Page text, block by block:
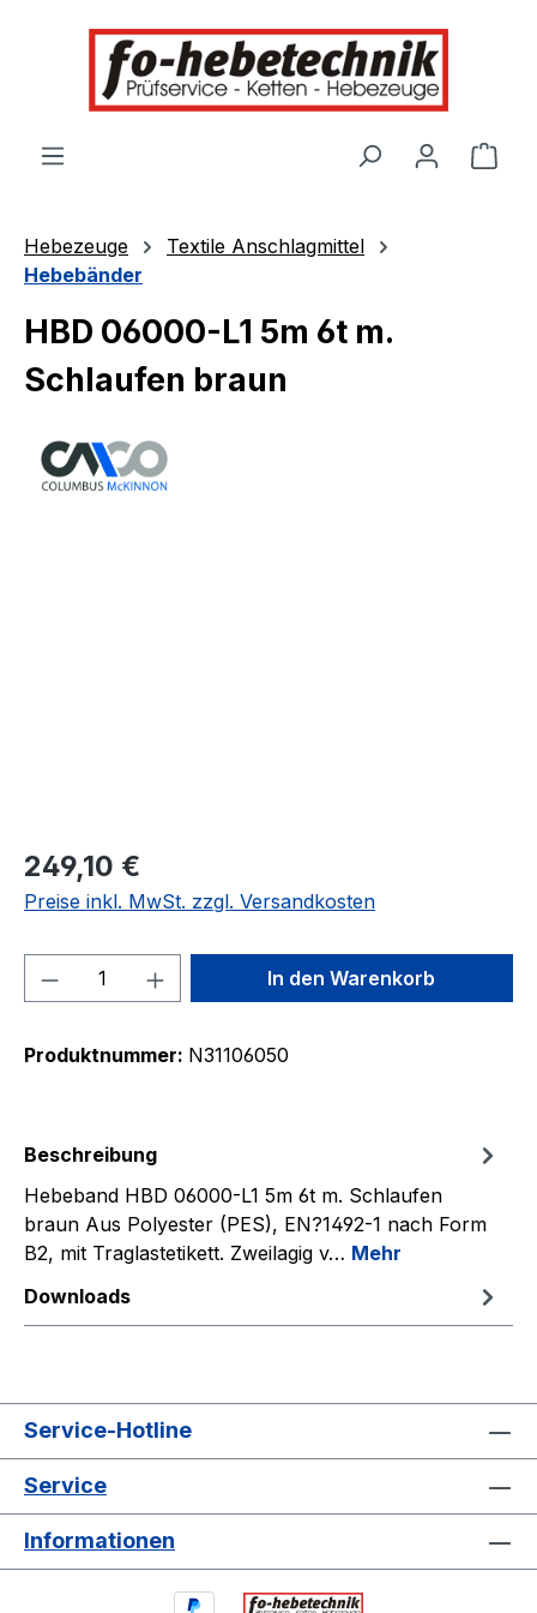
springen
Hebezeuge
Textile Anschlagmittel
Hebebänder
HBD 06000-L1 5m 6t m.
Schlaufen braun
249,10 €
Preise inkl. MwSt. zzgl. Versandkosten
Produkt Anzahl: Gib denIn den Warenkorb
Produktnummer: N31106050
Beschreibung
Hebeband HBD 06000-L1 5m 6t m. Schlaufen
braun Aus Polyester (PES), EN?1492-1 nach Form
B2, mit Traglastetikett. Zweilagig v… Mehr
Downloads
Service-Hotline
Service
Informationen